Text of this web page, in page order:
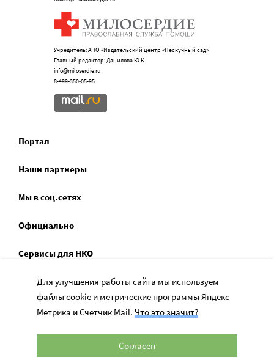
Учредитель: АНО «Издательский центр «Нескучный сад»
Главный редактор: Данилова Ю.К.
info@miloserdie.ru
8-499-350-05-95
Портал
Наши партнеры
Мы в соц.сетях
Официально
Сервисы для НКО
Спецпроекты
Социальное служение
Для улучшения работы сайта мы используем
файлы cookie и метрические программы Яндекс
Метрика и Счетчик Mail. Что это значит?
Согласен